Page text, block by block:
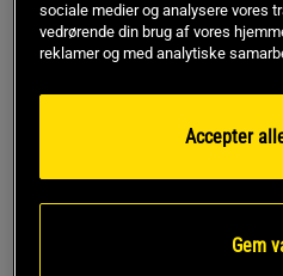
Natural
6430047859257
sociale medier og analysere vores
vedrørende din brug af vores
reklamer og med analytiske
Accepter
Gem